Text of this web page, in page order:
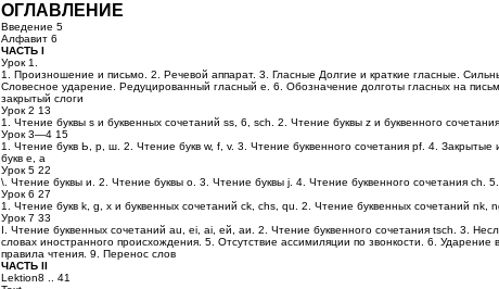
ОГЛАВЛЕНИЕ
Введение 5
Алфавит 6
ЧАСТЬ I
Урок 1.
1. Произношение и письмо. 2. Речевой аппарат. 3. Гласные Долгие и краткие гласные.
Словесное ударение. Редуцированный гласный е. 6. Обозначение долготы гласных на
закрытый слоги
Урок 2 13
1. Чтение буквы s и буквенных сочетаний ss, 6, sch. 2. Чтение буквы z и буквенного
Урок 3—4 15
1. Чтение букв Ь, р, ш. 2. Чтение букв w, f, v. 3. Чтение буквенного сочетания pf. 4.
букв е, а
Урок 5 22
\. Чтение буквы и. 2. Чтение буквы о. 3. Чтение буквы j. 4. Чтение буквенного сочетания ch.
Урок 6 27
1. Чтение букв k, g, x и буквенных сочетаний ck, chs, qu. 2. Чтение буквенных сочетаний nk,
Урок 7 33
I. Чтение буквенных сочетаний au, ei, ai, ей, аи. 2. Чтение буквенного сочетания tsch. 3.
словах иностранного происхождения. 5. Отсутствие ассимиляции по звонкости. 6.
правила чтения. 9. Перенос слов
ЧАСТЬ II
Lektion8 .. 41